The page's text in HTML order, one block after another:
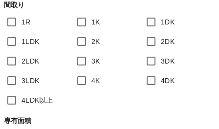
間取り
1R 1K 1DK
1LDK 2K 2DK
2LDK 3K 3DK
3LDK 4K 4DK
4LDK以上
専有面積